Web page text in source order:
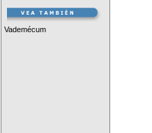
Vademécum